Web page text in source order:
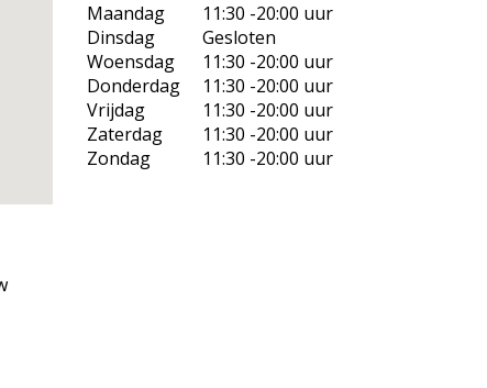
Maandag
11:30 -20:00 uur
Dinsdag
Gesloten
Woensdag
11:30 -20:00 uur
Donderdag
11:30 -20:00 uur
Vrijdag
11:30 -20:00 uur
Zaterdag
11:30 -20:00 uur
Zondag
11:30 -20:00 uur